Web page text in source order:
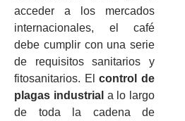
acceder a los mercados
internacionales, el café
debe cumplir con una serie
de requisitos sanitarios y
fitosanitarios. Elcontrol de
plagas industrial a lo largo
de toda la cadena de